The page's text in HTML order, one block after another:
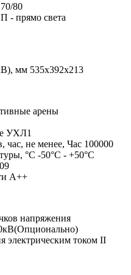
70/80
П - прямо света
мм 535x392x213
арены
УХЛ1
час, не менее, Час 100000
°С -50°С - +50°С
09
A++
напряжения
электрическим током II